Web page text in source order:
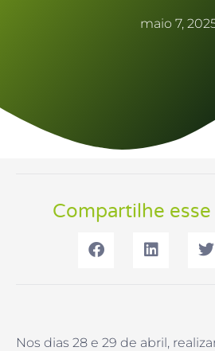
maio 7,
Compartilhe
Nos dias 28 e 29 de abril,